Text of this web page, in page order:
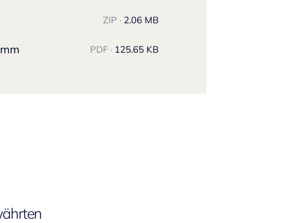
ZIP · 2.06 MB
PDF · 125.65 KB